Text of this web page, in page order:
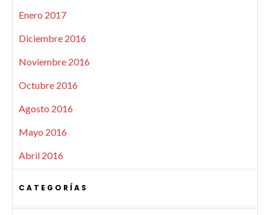
Enero 2017
Diciembre 2016
Noviembre 2016
Octubre 2016
Agosto 2016
Mayo 2016
Abril 2016
CATEGORÍAS